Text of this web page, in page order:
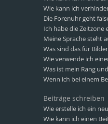
Wie kann ich
Die Forenuhr geht
Ich habe die Zeitzone
Meine Sprache steht
Was sind das für
Wie verwende ich
Was ist mein Rang
Wenn ich bei einem
Beiträge schreiben
Wie erstelle ich ein
Wie kann ich einen